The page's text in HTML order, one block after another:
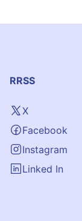
RRSS
X
Facebook
Instagram
Linked In